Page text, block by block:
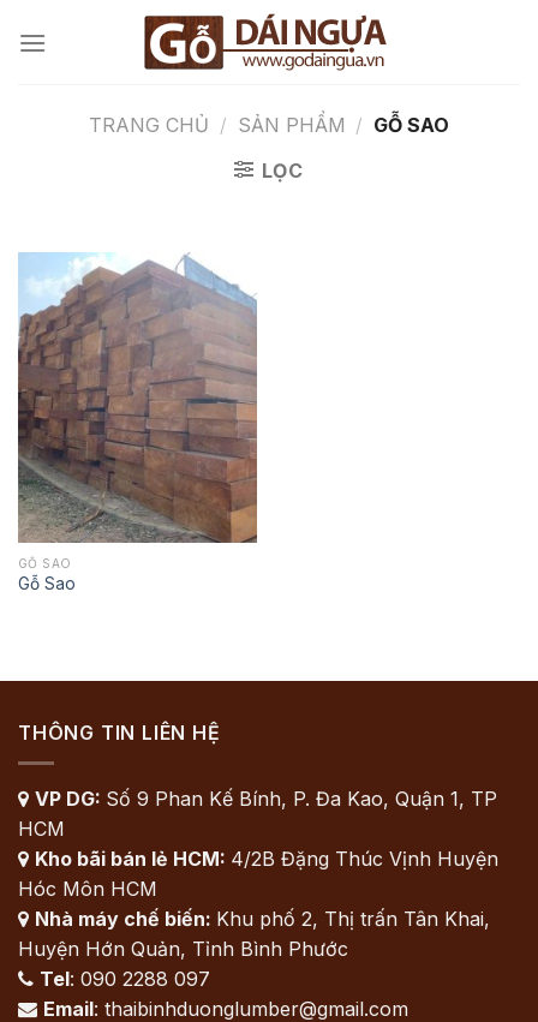
đến
TRANG CHỦ / SẢN PHẨM / GỖ SAO
LỌC
GỖ SAO
Gỗ Sao
THÔNG TIN LIÊN HỆ
 VP DG: Số 9 Phan Kế Bính, P. Đa Kao, Quận 1, TP
HCM
 Kho bãi bán lẻ HCM: 4/2B Đặng Thúc Vịnh Huyện
Hóc Môn HCM
 Nhà máy chế biến: Khu phố 2, Thị trấn Tân Khai,
Huyện Hớn Quản, Tỉnh Bình Phước
 Tel: 090 2288 097
 Email: thaibinhduonglumber@gmail.com